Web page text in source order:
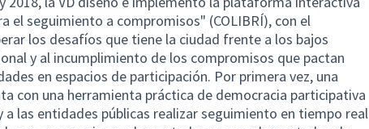
el seguimiento a compromisos" (COLIBRÍ), con el
los desafíos que tiene la ciudad frente a los bajos
y al incumplimiento de los compromisos que pactan
en espacios de participación. Por primera vez, una
con una herramienta práctica de democracia participativa
a las entidades públicas realizar seguimiento en tiempo real